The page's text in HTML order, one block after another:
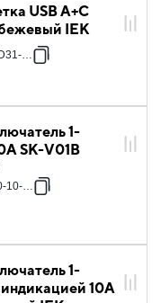
USB A+C
бежевый IEK
K10
1-
SK-V01B
10-K10
1-
10А